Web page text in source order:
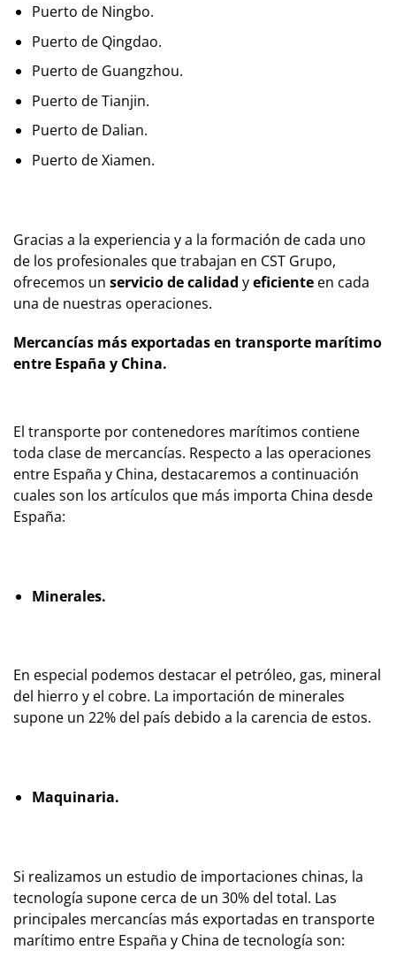
Puerto de Ningbo.
Puerto de Qingdao.
Puerto de Guangzhou.
Puerto de Tianjin.
Puerto de Dalian.
Puerto de Xiamen.
Gracias a la experiencia y a la formación de cada uno
de los profesionales que trabajan en CST Grupo,
ofrecemos un servicio de calidad yeficiente en cada
una de nuestras operaciones.
Mercancías más exportadas en transporte marítimo
entre España y China.
El transporte por contenedores marítimos contiene
toda clase de mercancías. Respecto a las operaciones
entre España y China, destacaremos a continuación
cuales son los artículos que más importa China desde
España:
Minerales.
En especial podemos destacar el petróleo, gas, mineral
del hierro y el cobre. La importación de minerales
supone un 22% del país debido a la carencia de estos.
Maquinaria.
Si realizamos un estudio de importaciones chinas, la
tecnología supone cerca de un 30% del total. Las
principales mercancías más exportadas en transporte
marítimo entre España y China de tecnología son: